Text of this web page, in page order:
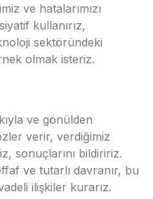
ve hatalarımızı
kullanırız,
sektöründeki
olmak isteriz.
ve gönülden
verir, verdiğimiz
sonuçlarını bildiririz.
ve tutarlı davranır, bu
ilişkiler kurarız.